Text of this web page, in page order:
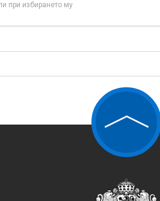
при избирането му